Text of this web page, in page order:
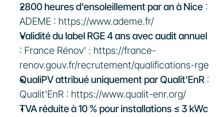
2800 heures d'ensoleillement par an à Nice :
ADEME : https://www.ademe.fr/
Validité du label RGE 4 ans avec audit annuel
: France Rénov' : https://france-
renov.gouv.fr/recrutement/qualifications-rge
QualiPV attribué uniquement par Qualit'EnR :
Qualit'EnR : https://www.qualit-enr.org/
TVA réduite à 10 % pour installations ≤ 3 kWc